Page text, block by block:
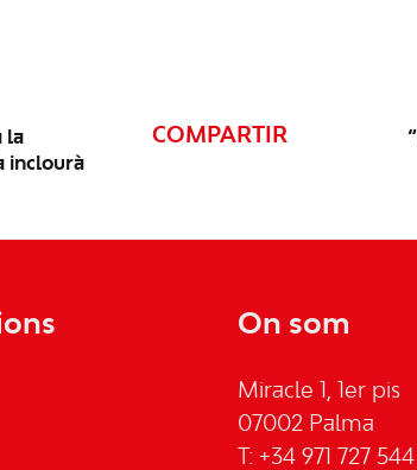
la
inclourà
COMPARTIR
On som
Miracle 1, 1er pis
07002 Palma
T: +34 971 727 544